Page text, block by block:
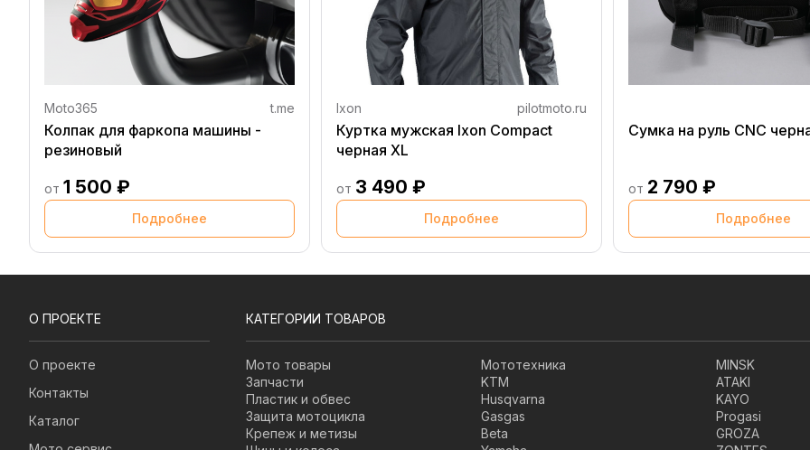
Moto365 t.me
Колпак для фаркопа машины -
резиновый
от 1 500 ₽
Подробнее
Ixon pilotmoto.ru
Куртка мужская Ixon Compact
черная XL
от 3 490 ₽
Подробнее
Сумка на руль CNC
от 2 790 ₽
Подробнее
О ПРОЕКТЕ
О проекте
Контакты
Каталог
КАТЕГОРИИ ТОВАРОВ
Мото товары
Запчасти
Пластик и обвес
Защита мотоцикла
Крепеж и метизы
Мототехника
KTM
Husqvarna
Gasgas
Beta
MINSK
ATAKI
KAYO
Progasi
GROZA